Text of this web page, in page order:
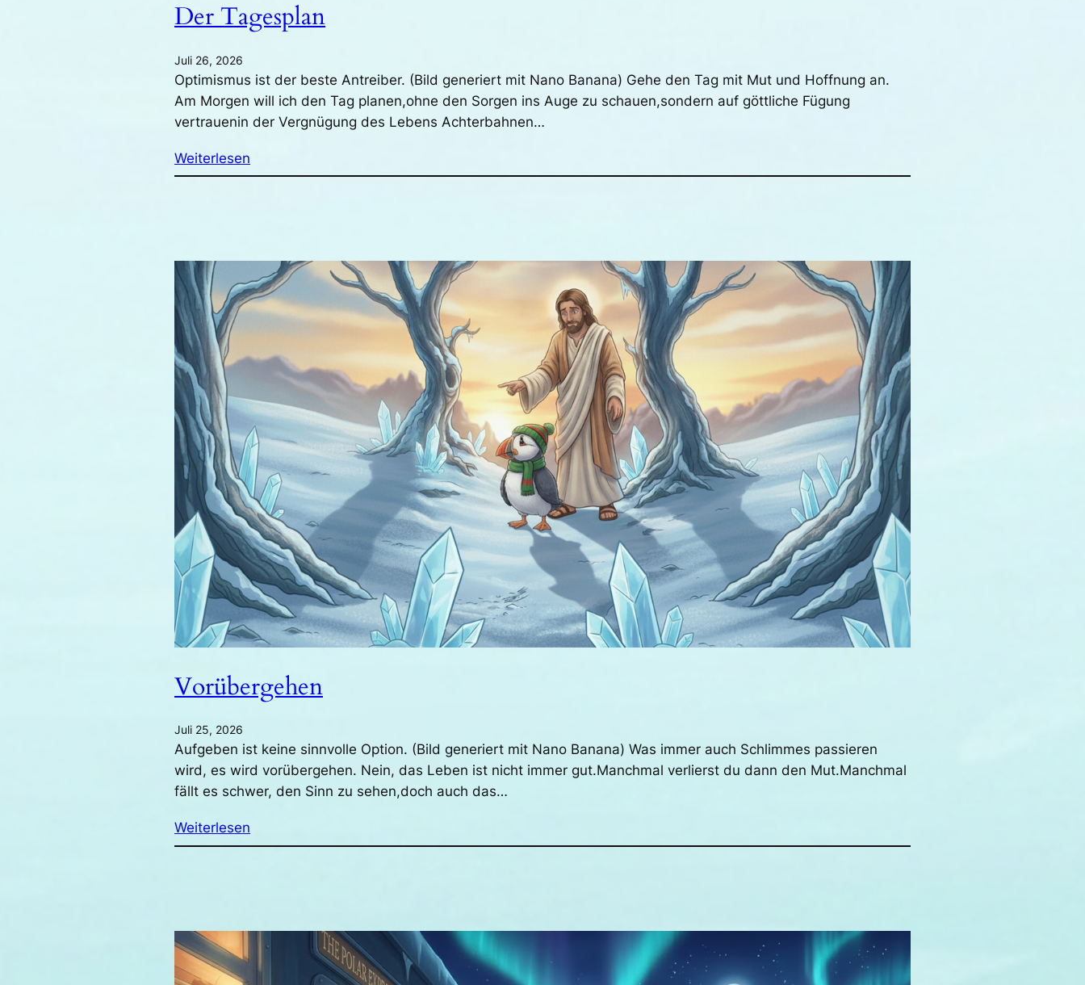
Der Tagesplan
Juli 26, 2026
Optimismus ist der beste Antreiber. (Bild generiert mit Nano Banana) Gehe den Tag mit Mut und Hoffnung an.
Am Morgen will ich den Tag planen,ohne den Sorgen ins Auge zu schauen,sondern auf göttliche Fügung
vertrauenin der Vergnügung des Lebens Achterbahnen…
Weiterlesen
Vorübergehen
Juli 25, 2026
Aufgeben ist keine sinnvolle Option. (Bild generiert mit Nano Banana) Was immer auch Schlimmes passieren
wird, es wird vorübergehen. Nein, das Leben ist nicht immer gut.Manchmal verlierst du dann den Mut.Manchmal
fällt es schwer, den Sinn zu sehen,doch auch das…
Weiterlesen